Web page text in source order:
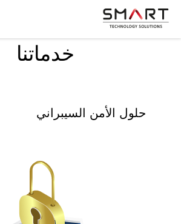
خدماتنا
حلول الأمن السيبراني